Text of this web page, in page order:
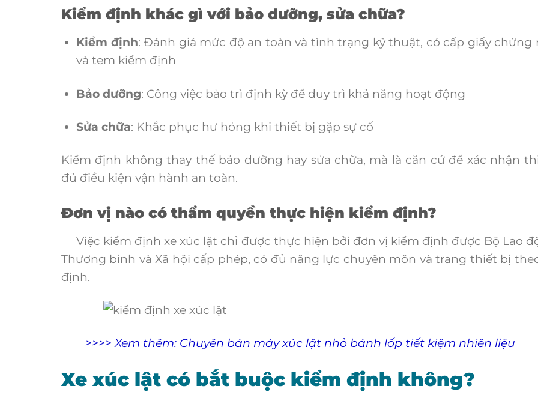
Kiểm định khác gì với bảo dưỡng, sửa chữa?
Kiểm định: Đánh giá mức độ an toàn và tình trạng kỹ thuật, có cấp giấy chứng
và tem kiểm định
Bảo dưỡng: Công việc bảo trì định kỳ để duy trì khả năng hoạt động
Sửa chữa: Khắc phục hư hỏng khi thiết bị gặp sự cố
Kiểm định không thay thế bảo dưỡng hay sửa chữa, mà là căn cứ để xác nhận
đủ điều kiện vận hành an toàn.
Đơn vị nào có thẩm quyền thực hiện kiểm định?
Việc kiểm định xe xúc lật chỉ được thực hiện bởi đơn vị kiểm định được Bộ Lao
Thương binh và Xã hội cấp phép, có đủ năng lực chuyên môn và trang thiết bị
định.
>>>> Xem thêm: Chuyên bán máy xúc lật nhỏ bánh lốp tiết kiệm nhiên liệu
Xe xúc lật có bắt buộc kiểm định không?